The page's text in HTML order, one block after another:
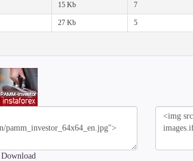
15 Kb 7
27 Kb 5
Download